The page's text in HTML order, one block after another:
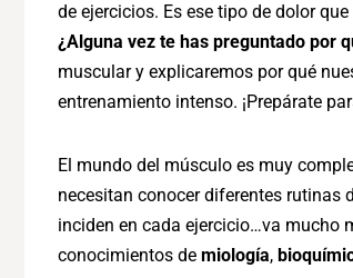
de ejercicios. Es ese tipo de dolor
¿Alguna vez te has preguntado por
muscular y explicaremos por qué
entrenamiento intenso. ¡Prepárate
El mundo del músculo es muy
necesitan conocer diferentes rutinas
inciden en cada ejercicio…va mucho
conocimientos de miología,